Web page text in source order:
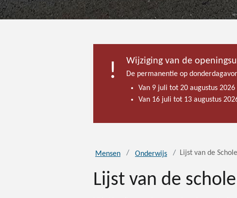
Wijziging van de
De permanentie op
Van 9 juli tot 20 augustus
Van 16 juli tot 13 augustus
Mensen Onderwijs Lijst van de
Lijst van de